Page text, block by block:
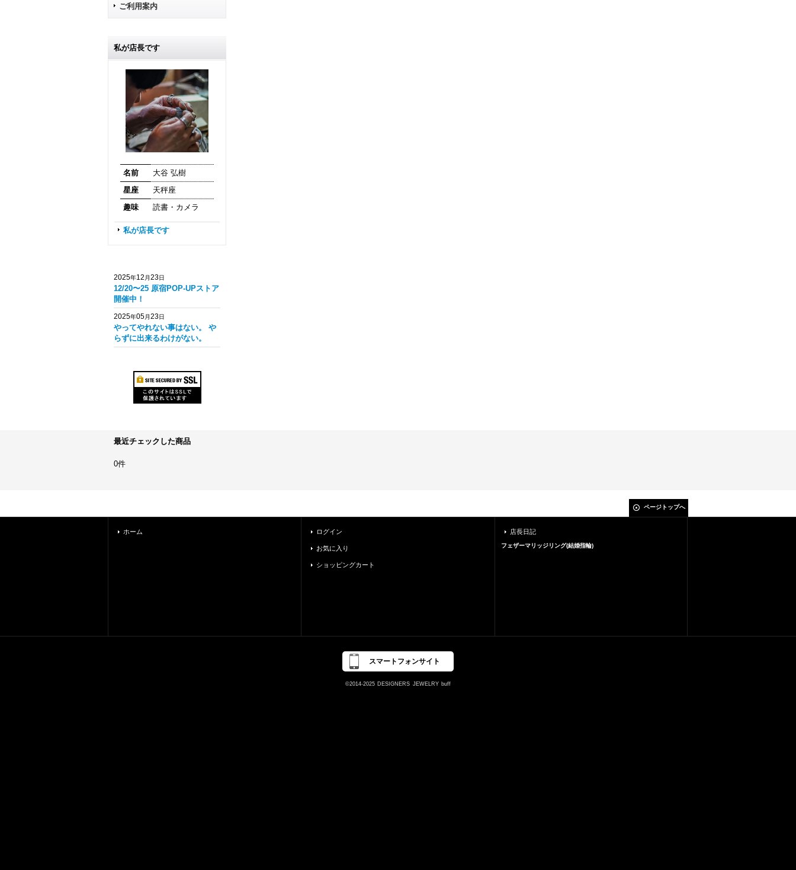
ご利用案内
私が店長です
名前
大谷 弘樹
星座
天秤座
趣味
読書・カメラ
私が店長です
2025年12 月23日
12/20〜25 原宿POP-UPストア
開催中！
2025年05月23日
やってやれない事はない。 や
らずに出来るわけがない。
最近チェックした商品
0件
ページトップへ
ホーム ログイン
お気に入り
ショッピングカート
店長日記
フェザーマリッジリング(結婚指輪)
スマートフォンサイト
©2014-2025 DESIGNERS JEWELRY buff